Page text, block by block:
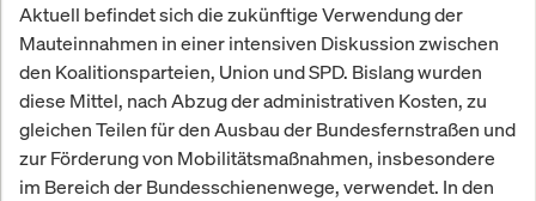
Aktuell befindet sich die zukünftige Verwendung der
Mauteinnahmen in einer intensiven Diskussion zwischen
den Koalitionsparteien, Union und SPD. Bislang wurden
diese Mittel, nach Abzug der administrativen Kosten, zu
gleichen Teilen für den Ausbau der Bundesfernstraßen und
zur Förderung von Mobilitätsmaßnahmen, insbesondere
im Bereich der Bundesschienenwege, verwendet. In den